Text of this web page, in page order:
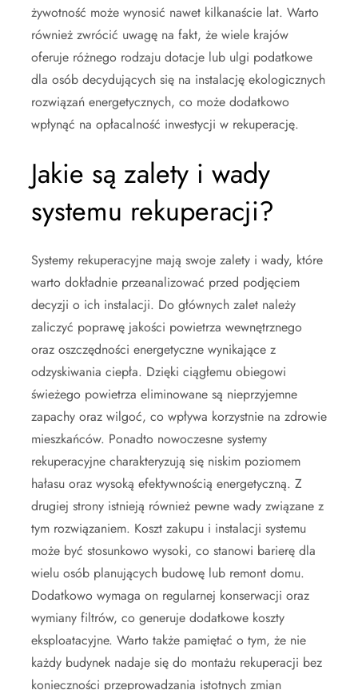
żywotność może wynosić nawet kilkanaście lat. Warto
również zwrócić uwagę na fakt, że wiele krajów
oferuje różnego rodzaju dotacje lub ulgi podatkowe
dla osób decydujących się na instalację ekologicznych
rozwiązań energetycznych, co może dodatkowo
wpłynąć na opłacalność inwestycji w rekuperację.
Jakie są zalety i wady
systemu rekuperacji?
Systemy rekuperacyjne mają swoje zalety i wady, które
warto dokładnie przeanalizować przed podjęciem
decyzji o ich instalacji. Do głównych zalet należy
zaliczyć poprawę jakości powietrza wewnętrznego
oraz oszczędności energetyczne wynikające z
odzyskiwania ciepła. Dzięki ciągłemu obiegowi
świeżego powietrza eliminowane są nieprzyjemne
zapachy oraz wilgoć, co wpływa korzystnie na zdrowie
mieszkańców. Ponadto nowoczesne systemy
rekuperacyjne charakteryzują się niskim poziomem
hałasu oraz wysoką efektywnością energetyczną. Z
drugiej strony istnieją również pewne wady związane z
tym rozwiązaniem. Koszt zakupu i instalacji systemu
może być stosunkowo wysoki, co stanowi barierę dla
wielu osób planujących budowę lub remont domu.
Dodatkowo wymaga on regularnej konserwacji oraz
wymiany filtrów, co generuje dodatkowe koszty
eksploatacyjne. Warto także pamiętać o tym, że nie
każdy budynek nadaje się do montażu rekuperacji bez
konieczności przeprowadzania istotnych zmian